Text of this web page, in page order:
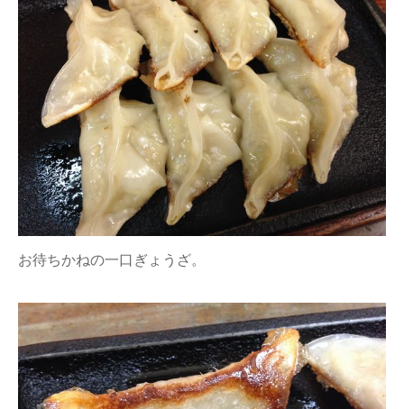
お待ちかねの一口ぎょうざ。